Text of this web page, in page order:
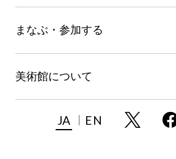
JA EN
まなぶ・参加する
美術館について